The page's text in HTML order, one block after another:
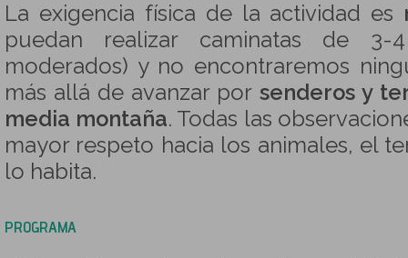
La exigencia física de la actividad es
puedan realizar caminatas de
moderados) y no encontraremos
más allá de avanzar por senderos y
media montaña. Todas las
mayor respeto hacia los animales, el
lo habita.
PROGRAMA